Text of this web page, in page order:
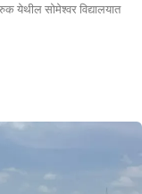
येथील सोमेश्वर विद्यालयात